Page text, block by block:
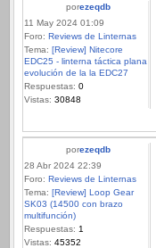
porezeqdb
11 May 2024 01:09
Foro: Reviews de Linternas
Tema: [Review] Nitecore
EDC25 - linterna táctica plana
evolución de la la EDC27
Respuestas: 0
Vistas: 30848
porezeqdb
28 Abr 2024 22:39
Foro: Reviews de Linternas
Tema: [Review] Loop Gear
SK03 (14500 con brazo
multifunción)
Respuestas: 1
Vistas: 45352